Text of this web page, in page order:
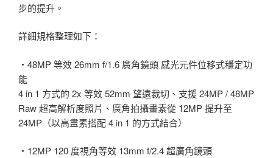
步的提升。
詳細規格整理如下：
・48MP 等效 26mm f/1.6 廣角鏡頭 感光元件位移式穩定功
能
4 in 1 方式的 2x 等效 52mm 望遠裁切、支援 24MP / 48MP
Raw 超高解析度照片、廣角拍攝畫素從 12MP 提升至
24MP（以高畫素搭配 4 in 1 的方式結合）
・12MP 120 度視角等效 13mm f/2.4 超廣角鏡頭